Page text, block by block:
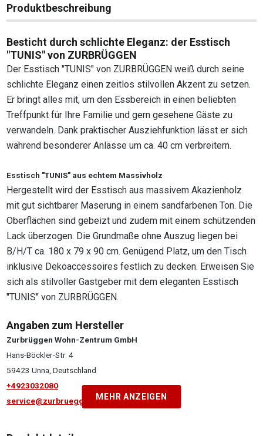
Produktbeschreibung
Besticht durch schlichte Eleganz: der Esstisch
"TUNIS" von ZURBRÜGGEN
Der Esstisch "TUNIS" von ZURBRÜGGEN weiß durch seine
schlichte Eleganz einen zeitlos stilvollen Akzent zu setzen.
Er bringt alles mit, um den Essbereich in einen beliebten
Treffpunkt für Ihre Familie und gern gesehene Gäste zu
verwandeln. Dank praktischer Ausziehfunktion lässt er sich
während besonderer Anlässe um ca. 40 cm verbreitern.
Esstisch "TUNIS" aus echtem Massivholz
Hergestellt wird der Esstisch aus massivem Akazienholz
mit gut sichtbarer Maserung in einem sandfarbenen Ton. Die
Oberflächen sind gebeizt und zudem mit einem schützenden
Lack überzogen. Die Grundmaße ohne Auszug liegen bei
B/H/T ca. 180 x 79 x 90 cm. Genügend Platz, um den Tisch
inklusive Dekoaccessoires festlich zu decken. Erweisen Sie
sich als stilvoller Gastgeber mit dem eleganten Esstisch
"TUNIS" von ZURBRÜGGEN.
Angaben zum Hersteller
Zurbrüggen Wohn-Zentrum GmbH
Hans-Böckler-Str. 4
59423 Unna, Deutschland
+4923032080
service@zurbrueggen.deMEHR ANZEIGEN